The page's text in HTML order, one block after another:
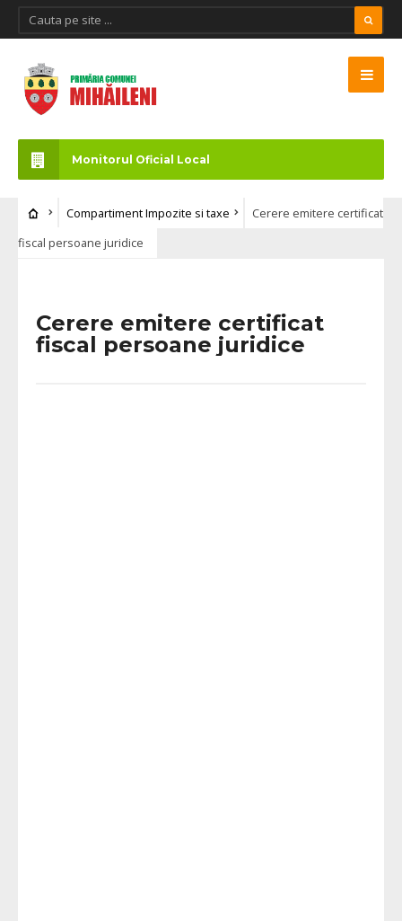
Monitorul Oficial Local
Compartiment Impozite si taxe
Cerere emitere certificat
fiscal persoane juridice
Cerere emitere certificat
fiscal persoane juridice